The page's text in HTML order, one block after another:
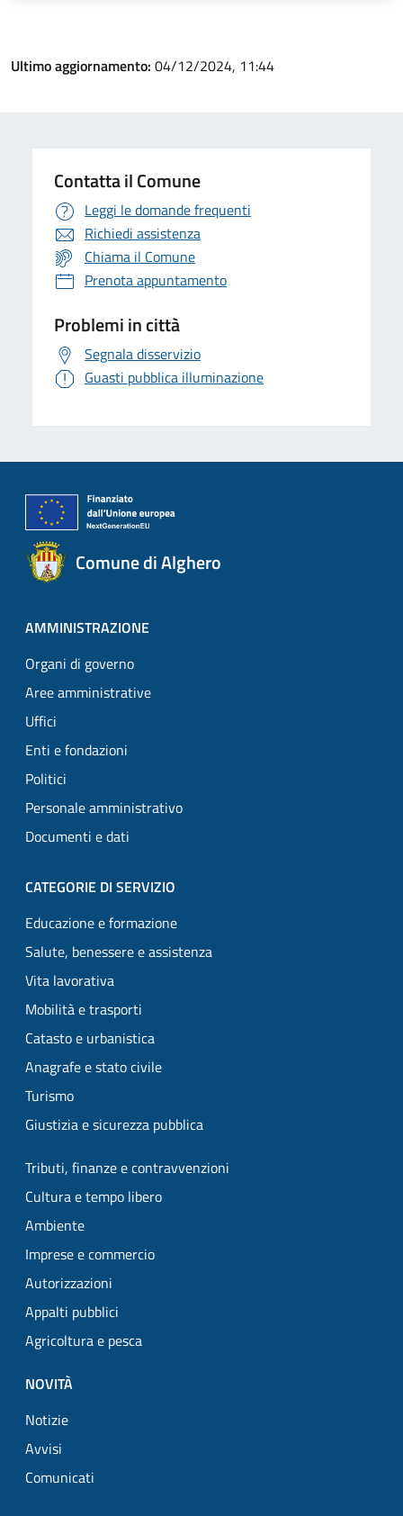
Ultimo aggiornamento: 04/12/2024, 11:44
Contatta il Comune
Leggi le domande frequenti
Richiedi assistenza
Chiama il Comune
Prenota appuntamento
Problemi in città
Segnala disservizio
Guasti pubblica illuminazione
Comune di Alghero
AMMINISTRAZIONE
Organi di governo
Aree amministrative
Uffici
Enti e fondazioni
Politici
Personale amministrativo
Documenti e dati
CATEGORIE DI SERVIZIO
Educazione e formazione
Salute, benessere e assistenza
Vita lavorativa
Mobilità e trasporti
Catasto e urbanistica
Anagrafe e stato civile
Turismo
Giustizia e sicurezza pubblica
Tributi, finanze e contravvenzioni
Cultura e tempo libero
Ambiente
Imprese e commercio
Autorizzazioni
Appalti pubblici
Agricoltura e pesca
NOVITÀ
Notizie
Avvisi
Comunicati